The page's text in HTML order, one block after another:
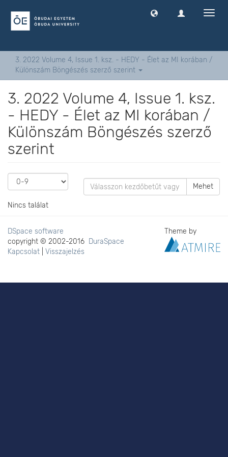
3. 2022 Volume 4, Issue 1. ksz. - HEDY - Élet az MI korában /
Különszám Böngészés szerző szerint
3. 2022 Volume 4, Issue 1. ksz.
- HEDY - Élet az MI korában /
Különszám Böngészés szerző
szerint
Mehet
Nincs találat
DSpace software
copyright © 2002-2016 DuraSpace
Kapcsolat
Visszajelzés
Theme by